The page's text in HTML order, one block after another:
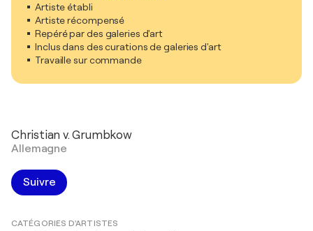
Artiste établi
Artiste récompensé
Repéré par des galeries d'art
Inclus dans des curations de galeries d'art
Travaille sur commande
Christian v. Grumbkow
Allemagne
Suivre
CATÉGORIES D'ARTISTES